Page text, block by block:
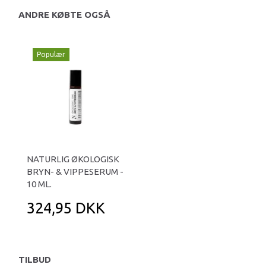
ANDRE KØBTE OGSÅ
Populær
NATURLIG ØKOLOGISK
BRYN- & VIPPESERUM -
10 ML.
324,95 DKK
TILBUD